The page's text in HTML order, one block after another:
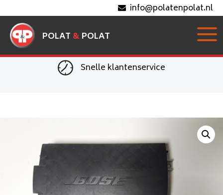
info@polatenpolat.nl
POLAT & POLAT
Snelle klantenservice